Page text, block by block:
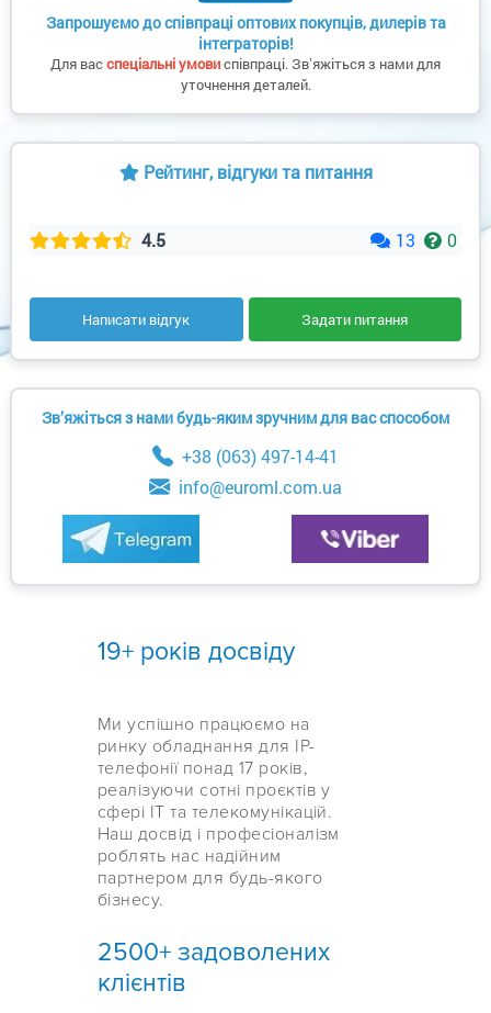
Запрошуємо до співпраці оптових покупців, дилерів та
інтеграторів!
Для васспеціальні умовиспівпраці. Звʼяжіться з нами для
уточнення деталей.
Рейтинг, відгуки та питання
4.5 13 0
Написати відгук Задати питання
Зв’яжіться з нами будь-яким зручним для вас способом
+38 (063) 497-14-41
info@euroml.com.ua
19+ років досвіду
Ми успішно працюємо на
ринку обладнання для IP-
телефонії понад 17 років,
реалізуючи сотні проєктів у
сфері IT та телекомунікацій.
Наш досвід і професіоналізм
роблять нас надійним
партнером для будь-якого
бізнесу.
2500+ задоволених
клієнтів